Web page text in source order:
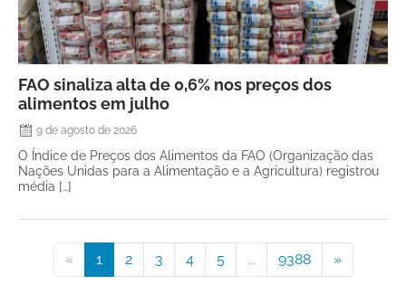
FAO sinaliza alta de 0,6% nos preços dos
alimentos em julho
9 de agosto de 2026
O Índice de Preços dos Alimentos da FAO (Organização das
Nações Unidas para a Alimentação e a Agricultura) registrou
média […]
« 1 2 3 4 5 ... 9388 »